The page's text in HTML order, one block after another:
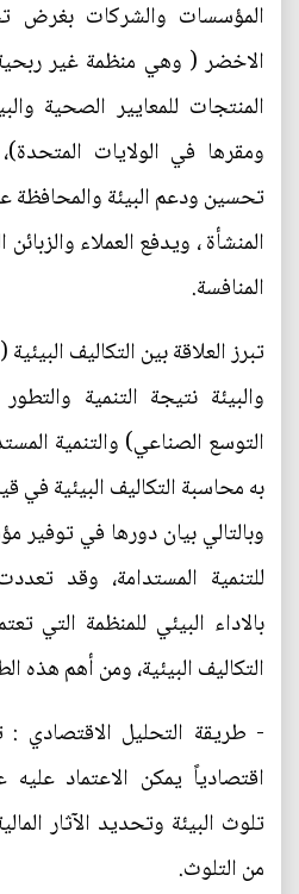
المؤسسات والشركات بغرض
الاخضر ( وهي منظمة غير
ومقرها في الولايات
تحسين ودعم البيئة والمحافظة
المنشأة ، ويدفع العملاء
المنافسة.
تبرز العلاقة بين التكاليف
والبيئة نتيجة التنمية
التوسع الصناعي) والتنمية
به محاسبة التكاليف البيئية في
وبالتالي بيان دورها في توفير
للتنمية المستدامة، وقد
بالاداء البيئي للمنظمة التي
التكاليف البيئية، ومن أهم هذه
- طريقة التحليل الاقتصادي
اقتصادياً يمكن الاعتماد
تلوث البيئة وتحديد الآثار
من التلوث.